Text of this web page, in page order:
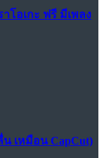
โอเกะ ฟรี มีเพลง
เหมือน CapCut)